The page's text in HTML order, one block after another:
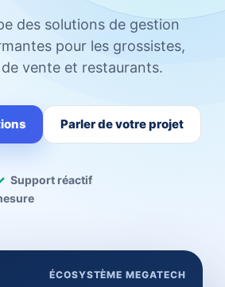
des solutions de gestion
pour les grossistes,
vente et restaurants.
Parler de votre projet
Support réactif
ÉCOSYSTÈME MEGATECH